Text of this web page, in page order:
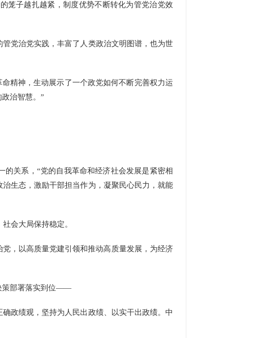
子越扎越紧，制度优势不断转化为管党治党效
党治党实践，丰富了人类政治文明图谱，也为世
精神，生动展示了一个政党如何不断完善权力运
治智慧。”
关系，“党的自我革命和经济社会发展是紧密相
生态，激励干部担当作为，凝聚民心民力，就能
会大局保持稳定。
，以高质量党建引领和推动高质量发展，为经济
策部署落实到位——
政绩观，坚持为人民出政绩、以实干出政绩。中